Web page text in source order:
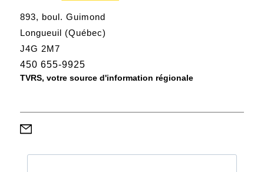
893, boul. Guimond
Longueuil (Québec)
J4G 2M7
450 655-9925
TVRS, votre source d'information régionale